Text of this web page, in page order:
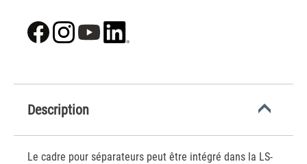
Description
Le cadre pour séparateurs peut être intégré dans la LS-